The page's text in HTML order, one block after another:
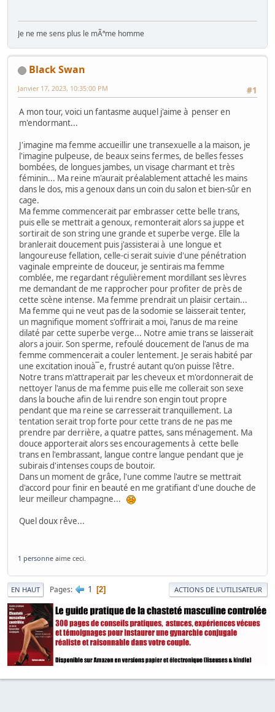
Je ne me sens plus le mÃªme homme
Black Swan
#1
Janvier 17, 2023, 10:35:00 PM
A mon tour, voici un fantasme auquel j'aime à penser en
m'endormant...
J'imagine ma femme accueillir une transexuelle a la maison, je
l'imagine pulpeuse, de beaux seins fermes, de belles fesses
bombées, de longues jambes, un visage charmant et très
féminin... Ma reine m'aurait préalablement attaché les mains
dans le dos, mis a genoux dans un coin du salon et bien-sûr en
cage.
Ma femme commencerait par embrasser cette belle trans,
puis elle se mettrait a genoux, remonterait alors sa juppe et
sortirait de son string une grande et superbe verge. Elle la
branlerait doucement puis j'assisterai à une longue et
langoureuse fellation, celle-ci serait suivie d'une pénétration
vaginale empreinte de douceur, je sentirais ma femme
comblée, me regardant régulièrement mordillant ses lèvres
me demandant de me rapprocher pour profiter de près de
cette scène intense. Ma femme prendrait un plaisir certain...
Ma femme qui ne veut pas de la sodomie se laisserait tenter,
un magnifique moment s'offrirait a moi, l'anus de ma reine
dilaté par cette superbe verge... Notre amie trans se laisserait
alors a jouir. Son sperme, refoulé doucement de l'anus de ma
femme commencerait a couler lentement. Je serais habité par
une excitation inouà¯e, frustré autant qu'on puisse l'être.
Notre trans m'attraperait par les cheveux et m'ordonnerait de
nettoyer l'anus de ma femme puis elle me collerait son sexe
dans la bouche afin de lui rendre son engin tout propre
pendant que ma reine se carresserait tranquillement. La
tentation serait trop forte pour cette trans de ne pas me
prendre par derrière, a quatre pattes, sans ménagement. Ma
douce apporterait alors ses encouragements à cette belle
trans en l'embrassant, langue contre langue pendant que je
subirais d'intenses coups de boutoir.
Dans un moment de grâce, l'une comme l'autre se mettrait
d'accord pour finir en beauté en me gratifiant d'une douche de
leur meilleur champagne...
Quel doux rêve...
1 personne aime ceci.
EN HAUT Pages 1 2 ACTIONS DE L'UTILISATEUR